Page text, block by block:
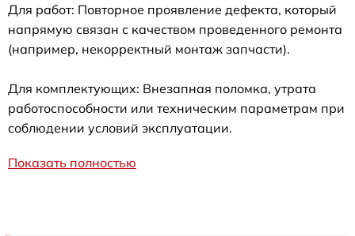
Для работ: Повторное проявление дефекта, который
напрямую связан с качеством проведенного ремонта
(например, некорректный монтаж запчасти).
Для комплектующих: Внезапная поломка, утрата
работоспособности или техническим параметрам при
соблюдении условий эксплуатации.
Показать полностью